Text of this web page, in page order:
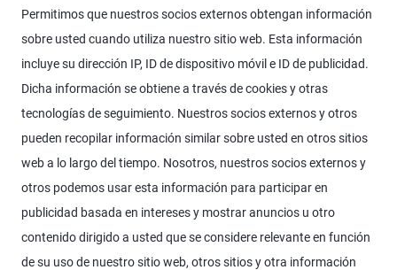
Permitimos que nuestros socios externos obtengan información
sobre usted cuando utiliza nuestro sitio web. Esta información
incluye su dirección IP, ID de dispositivo móvil e ID de publicidad.
Dicha información se obtiene a través de cookies y otras
tecnologías de seguimiento. Nuestros socios externos y otros
pueden recopilar información similar sobre usted en otros sitios
web a lo largo del tiempo. Nosotros, nuestros socios externos y
otros podemos usar esta información para participar en
publicidad basada en intereses y mostrar anuncios u otro
contenido dirigido a usted que se considere relevante en función
de su uso de nuestro sitio web, otros sitios y otra información